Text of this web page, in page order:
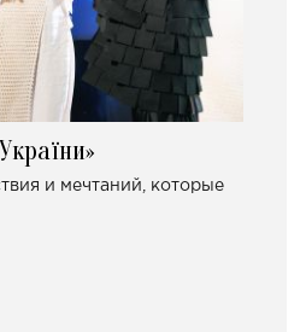
и мечтаний, которые